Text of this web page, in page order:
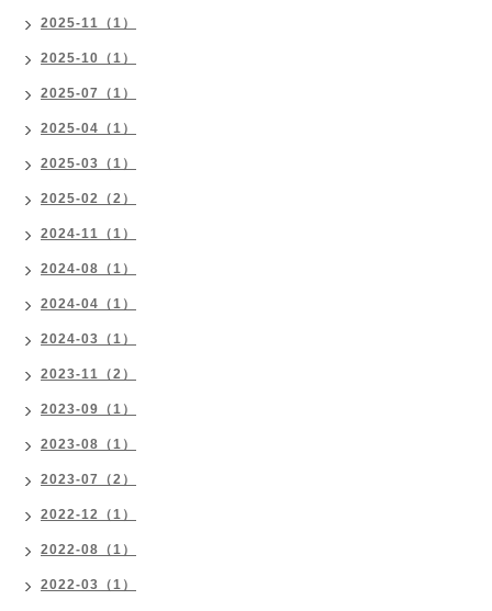
2025-11（1）
2025-10（1）
2025-07（1）
2025-04（1）
2025-03（1）
2025-02（2）
2024-11（1）
2024-08（1）
2024-04（1）
2024-03（1）
2023-11（2）
2023-09（1）
2023-08（1）
2023-07（2）
2022-12（1）
2022-08（1）
2022-03（1）